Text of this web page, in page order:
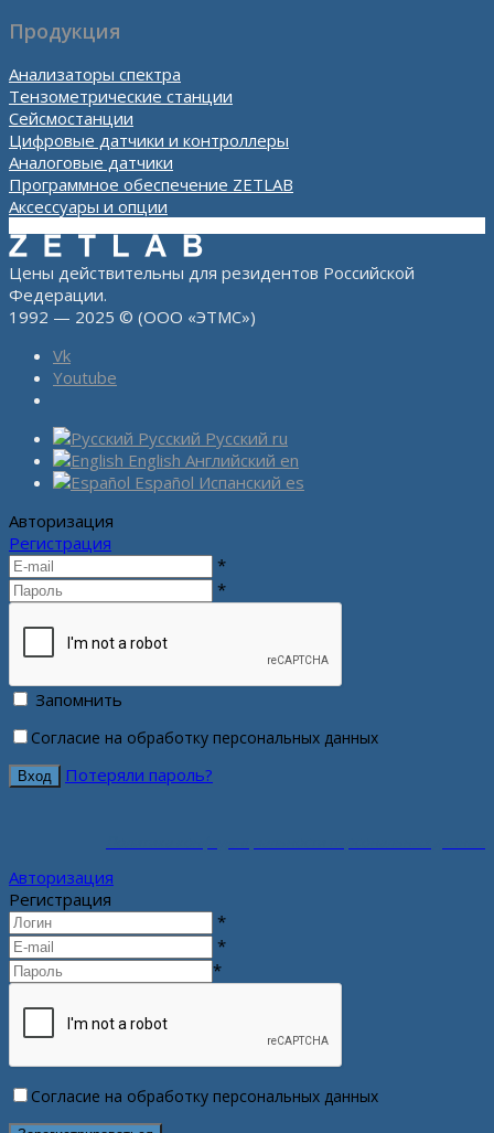
Продукция
Анализаторы спектра
Тензометрические станции
Сейсмостанции
Цифровые датчики и контроллеры
Аналоговые датчики
Программное обеспечение ZETLAB
Аксессуары и опции
Цены действительны для резидентов Российской
Федерации.
1992 — 2025 © (ООО «ЭТМС»)
Vk
Youtube
Русский Русский ru
English Английский en
Español Испанский es
Авторизация
Регистрация
*
*
Запомнить
Согласие на обработку персональных данных
Потеряли пароль?
Авторизация
Регистрация
*
*
*
Согласие на обработку персональных данных